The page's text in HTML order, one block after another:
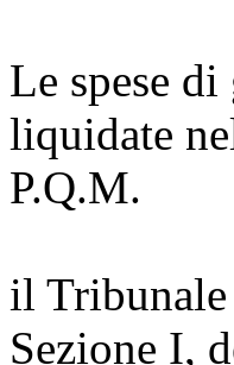
Le spese
liquidate
P.Q.M.
il
Sezione I,